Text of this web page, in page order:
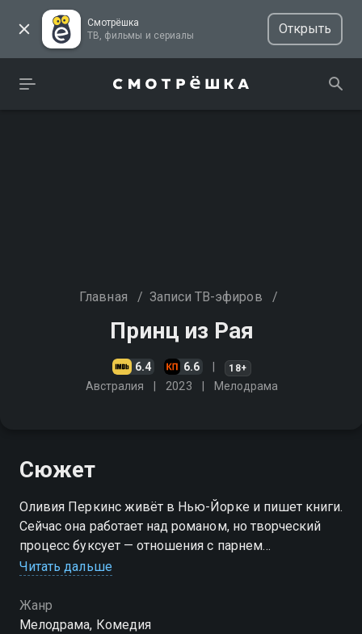
Смотрёшка
ТВ, фильмы и сериалы
Открыть
Главная / Записи ТВ-эфиров /
Принц из Рая
6.4 6.6 18+
Австралия 2023 Мелодрама
Сюжет
Оливия Перкинс живёт в Нью-Йорке и пишет книги.
Сейчас она работает над романом, но творческий
процесс буксует — отношения с парнем
разваливаются, и это выматывает её настолько, что
сменить обстановку и уехать на островок Хейвен,
чтобы перезагрузиться и найти свежие идеи. Там
Читать дальше
Жанр
Мелодрама, Комедия